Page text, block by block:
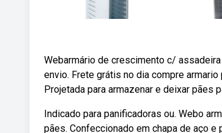
Webarmário de crescimento c/
envio. Frete grátis no dia compre
Projetada para armazenar e deixar pães
Indicado para panificadoras ou. Webo
pães. Confeccionado em chapa de aço